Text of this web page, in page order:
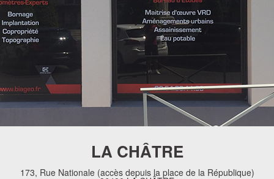
LA CHÂTRE
173, Rue Nationale (accès depuis la place de la République)